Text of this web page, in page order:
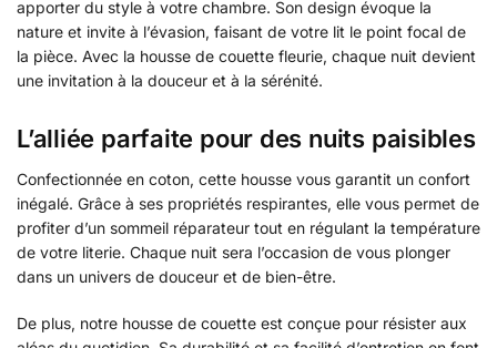
apporter du style à votre chambre. Son design évoque la
nature et invite à l’évasion, faisant de votre lit le point focal de
la pièce. Avec la housse de couette fleurie, chaque nuit devient
une invitation à la douceur et à la sérénité.
L’alliée parfaite pour des nuits paisibles
Confectionnée en coton, cette housse vous garantit un confort
inégalé. Grâce à ses propriétés respirantes, elle vous permet de
profiter d’un sommeil réparateur tout en régulant la température
de votre literie. Chaque nuit sera l’occasion de vous plonger
dans un univers de douceur et de bien-être.
De plus, notre housse de couette est conçue pour résister aux